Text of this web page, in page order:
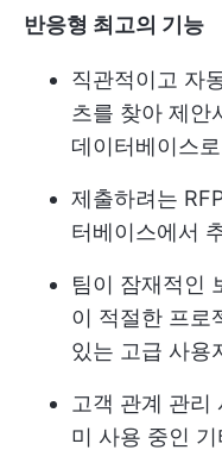
반응형 최고의 기능
직관적이고 자
츠를 찾아 제안
데이터베이스
제출하려는
터베이스에서
팀이 잠재적인
이 적절한 프로
있는 고급 사용
고객 관계 관
미 사용 중인